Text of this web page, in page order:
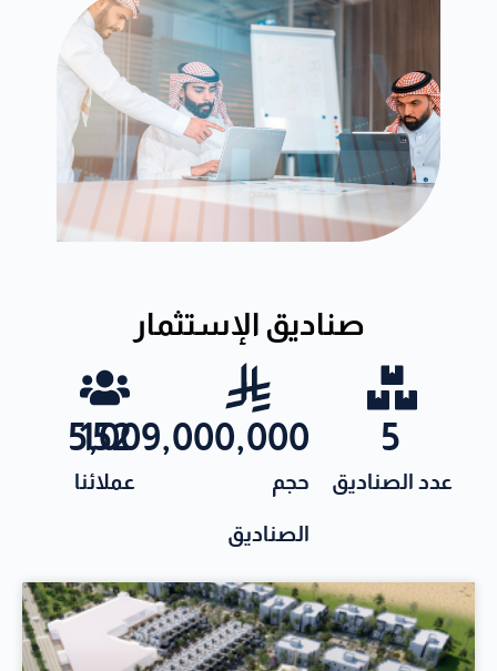
صناديق الإستثمار
عملائنا
152
حجم
الصناديق
5,009,000,000
عدد الصناديق
5